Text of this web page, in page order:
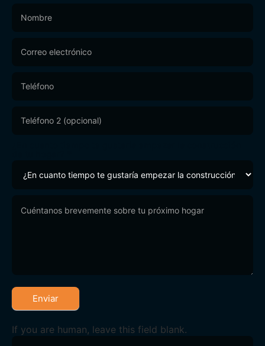
Form
Enviar
If you are human, leave this field blank.